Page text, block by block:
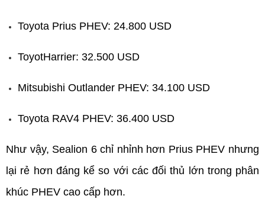
Toyota Prius PHEV: 24.800 USD
ToyotHarrier: 32.500 USD
Mitsubishi Outlander PHEV: 34.100 USD
Toyota RAV4 PHEV: 36.400 USD
Như vậy, Sealion 6 chỉ nhỉnh hơn Prius PHEV nhưng
lại rẻ hơn đáng kể so với các đối thủ lớn trong phân
khúc PHEV cao cấp hơn.